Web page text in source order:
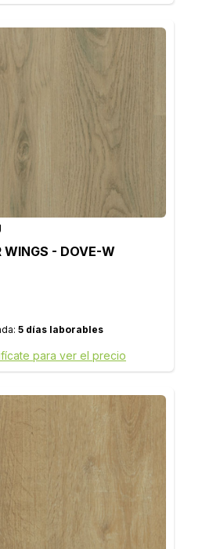
WINGS - DOVE-W
5 días laborables
para ver el precio